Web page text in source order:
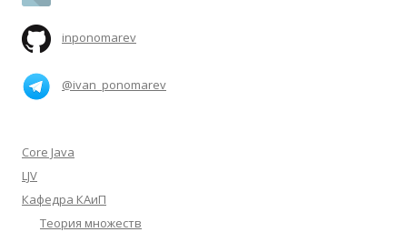
inponomarev
@ivan_ponomarev
Core Java
LJV
Кафедра КАиП
Теория множеств